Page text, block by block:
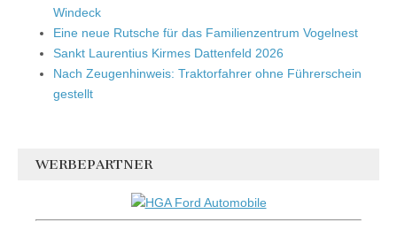
Windeck
Eine neue Rutsche für das Familienzentrum Vogelnest
Sankt Laurentius Kirmes Dattenfeld 2026
Nach Zeugenhinweis: Traktorfahrer ohne Führerschein
gestellt
WERBEPARTNER